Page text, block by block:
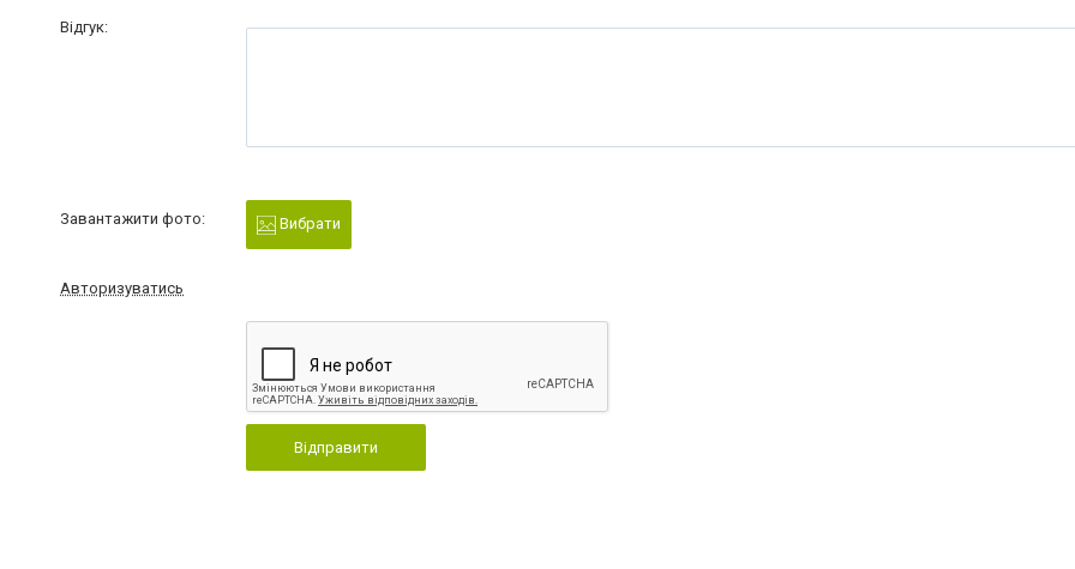
Відгук:
Завантажити фото: Вибрати
Авторизуватись
Відправити